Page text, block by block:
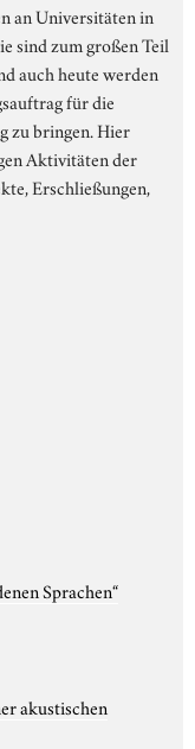
an Universitäten in
sind zum großen Teil
auch heute werden
für die
zu bringen. Hier
Aktivitäten der
Erschließungen,
Sprachen“
akustischen